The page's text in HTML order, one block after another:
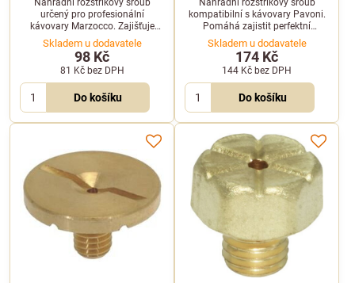
určený pro profesionální
kávovary Marzocco. Zajišťuje
optimální distribuci vody ze
sprchy kávovaru pro správnou
extrakci espressa.
Skladem u dodavatele
98 Kč
81 Kč bez DPH
Do košíku
kompatibilní s kávovary Pavoni.
Pomáhá zajistit perfektní
distribuci vody pro správnou
extrakci.
Skladem u dodavatele
174 Kč
144 Kč bez DPH
Do košíku